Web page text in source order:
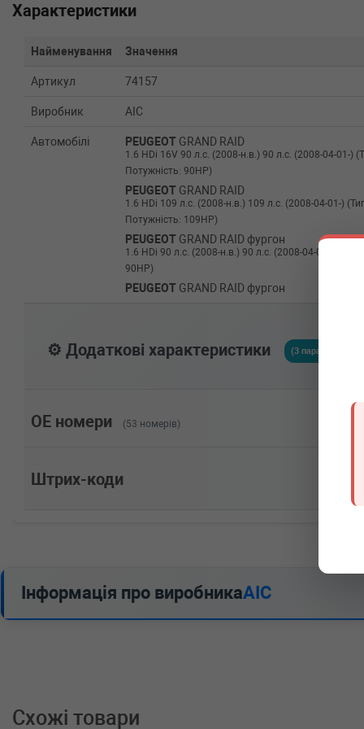
Характеристики
Найменування Значення
Артикул 74157
Виробник AIC
Автомобілі PEUGEOT GRAND RAID
1.6 HDi 16V 90 л.с. (2008-н.в.) 90 л.с. (2008-04-01-)
Потужність: 90HP)
PEUGEOT GRAND RAID
1.6 HDi 109 л.с. (2008-н.в.) 109 л.с. (2008-04-01-)
Потужність: 109HP)
PEUGEOT GRAND RAID фургон
1.6 HDi 90 л.с. (2008-н.в.) 90 л.с. (2008-04-01-) (Тип:
90HP)
PEUGEOT GRAND RAID фургон
1.6 HDi 110 л.с. (2009-н.в.) 110 л.с. (2009-09-01-)
1.6 HDi 110 109 л.с. (2004-н.в.) 109 л.с. (2004-05-
1.6 HDI 110 109 л.с. (2004-н.в.) 109 л.с. (2004-02-01-
⚙️ Додаткові характеристики (3 параметрів)
OE номери (53 номерів)
Штрих-коди
Інформація про виробникаAIC
Схожі товари